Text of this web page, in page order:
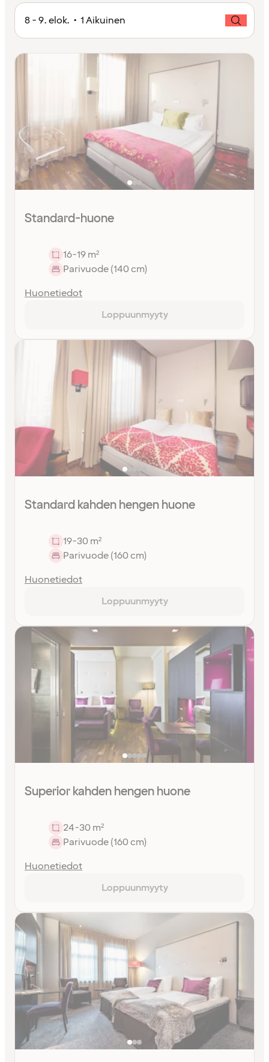
8 - 9. elok. • 1 Aikuinen
Standard-huone
16-19 m²
Parivuode (140 cm)
Huonetiedot
Loppuunmyyty
Standard kahden hengen huone
19-30 m²
Parivuode (160 cm)
Huonetiedot
Loppuunmyyty
Superior kahden hengen huone
24-30 m²
Parivuode (160 cm)
Huonetiedot
Loppuunmyyty